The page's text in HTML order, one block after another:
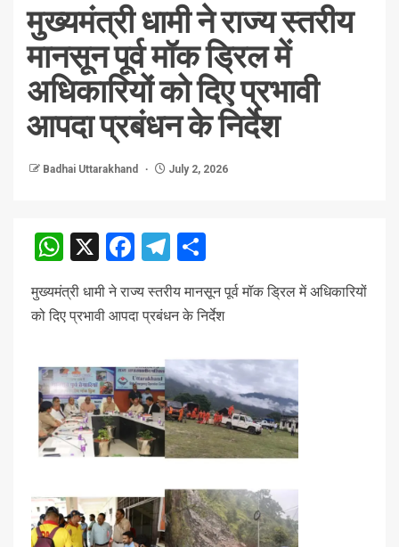
मुख्यमंत्री धामी ने राज्य स्तरीय
मानसून पूर्व मॉक ड्रिल में
अधिकारियों को दिए प्रभावी
आपदा प्रबंधन के निर्देश
Badhai Uttarakhand July 2, 2026
WhatsApp
X Facebook
Telegram
मुख्यमंत्री धामी ने राज्य स्तरीय मानसून पूर्व मॉक ड्रिल में अधिकारियों
को दिए प्रभावी आपदा प्रबंधन के निर्देश